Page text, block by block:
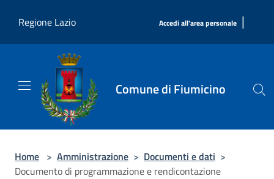
Regione Lazio
Accedi all'area personale |
Comune di Fiumicino
Home > Amministrazione > Documenti e dati >
Documento di programmazione e rendicontazione